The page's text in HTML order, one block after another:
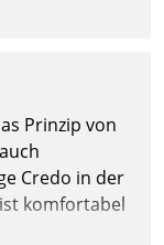
Prinzip von
Credo in der
komfortabel